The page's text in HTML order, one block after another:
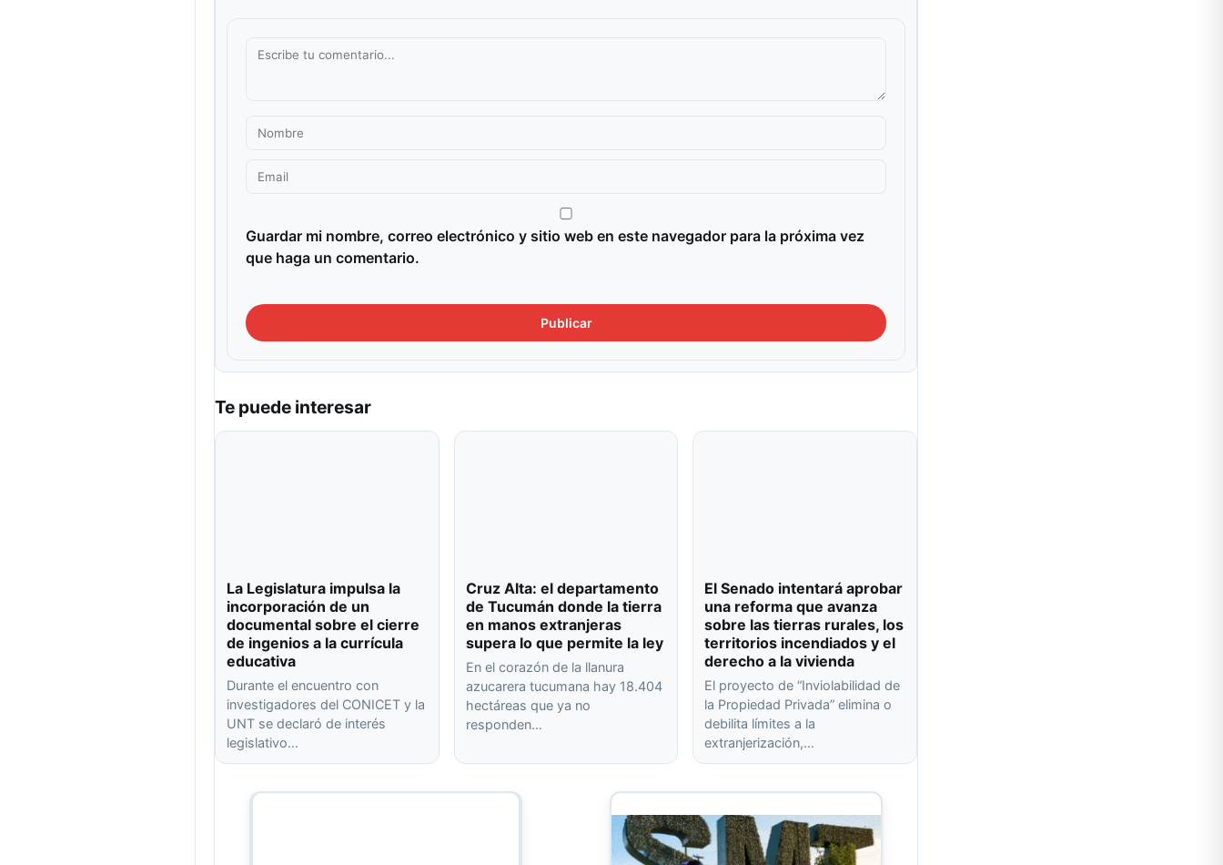
Guardar mi nombre, correo electrónico y sitio web en este navegador para la próxima vez
que haga un comentario.
Te puede interesar
La Legislatura impulsa la
incorporación de un
documental sobre el cierre
de ingenios a la currícula
educativa
Durante el encuentro con
investigadores del CONICET y la
UNT se declaró de interés
legislativo…
Cruz Alta: el departamento
de Tucumán donde la tierra
en manos extranjeras
supera lo que permite la ley
En el corazón de la llanura
azucarera tucumana hay 18.404
hectáreas que ya no
responden…
El Senado intentará aprobar
una reforma que avanza
sobre las tierras rurales, los
territorios incendiados y el
derecho a la vivienda
El proyecto de “Inviolabilidad de
la Propiedad Privada” elimina o
debilita límites a la
extranjerización,…